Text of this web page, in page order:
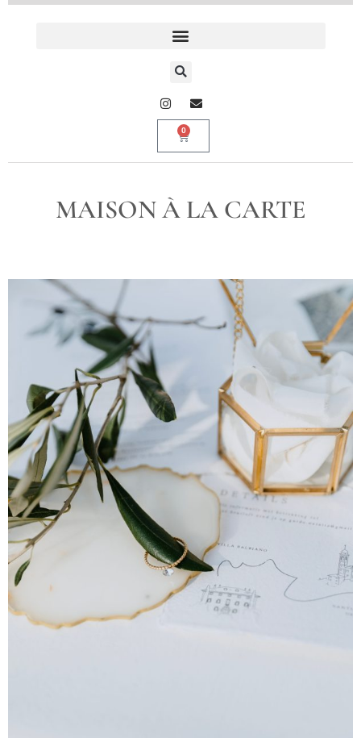
0
MAISON À LA CARTE